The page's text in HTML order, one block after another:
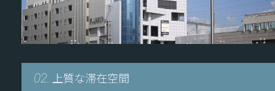
02. 上質な滞在空間